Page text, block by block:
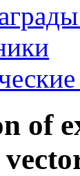
of